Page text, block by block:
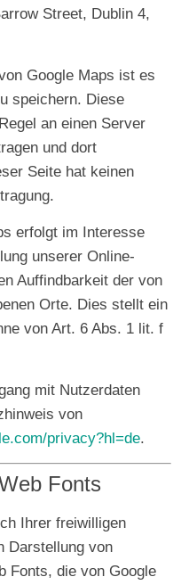
Street, Dublin 4,
Google Maps ist es
speichern. Diese
an einen Server
und dort
Seite hat keinen
erfolgt im Interesse
unserer Online-
Auffindbarkeit der von
Orte. Dies stellt ein
von Art. 6 Abs. 1 lit. f
mit Nutzerdaten
von
privacy?hl=de.
Fonts
Ihrer freiwilligen
Darstellung von
Fonts, die von Google